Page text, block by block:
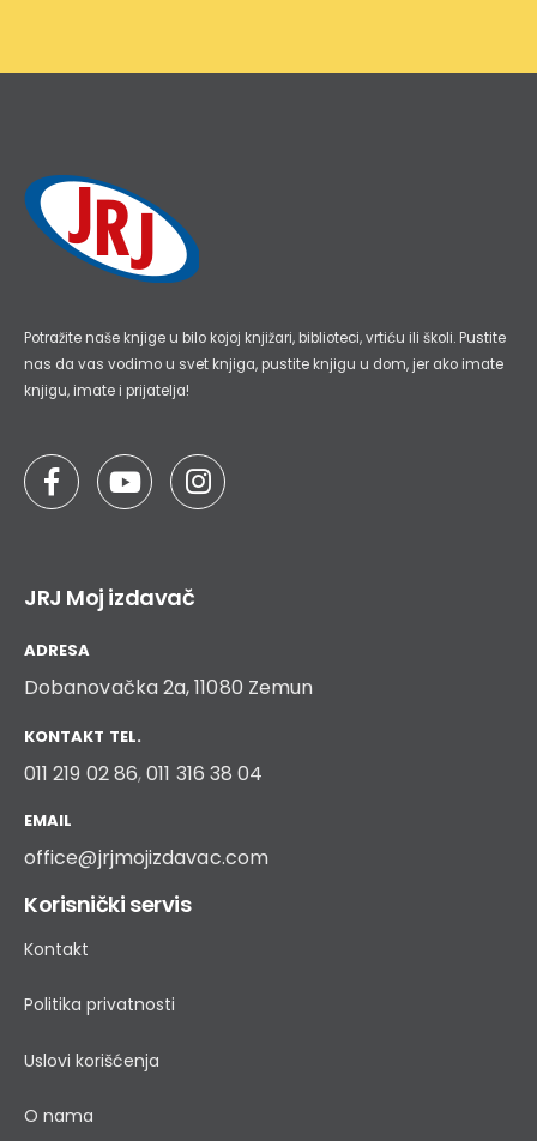
Potražite naše knjige u bilo kojoj knjižari, biblioteci, vrtiću ili školi. Pustite
nas da vas vodimo u svet knjiga, pustite knjigu u dom, jer ako imate
knjigu, imate i prijatelja!
JRJ Moj izdavač
ADRESA
Dobanovačka 2a, 11080 Zemun
KONTAKT TEL.
011 219 02 86,011 316 38 04
EMAIL
office@jrjmojizdavac.com
Korisnički servis
Kontakt
Politika privatnosti
Uslovi korišćenja
O nama